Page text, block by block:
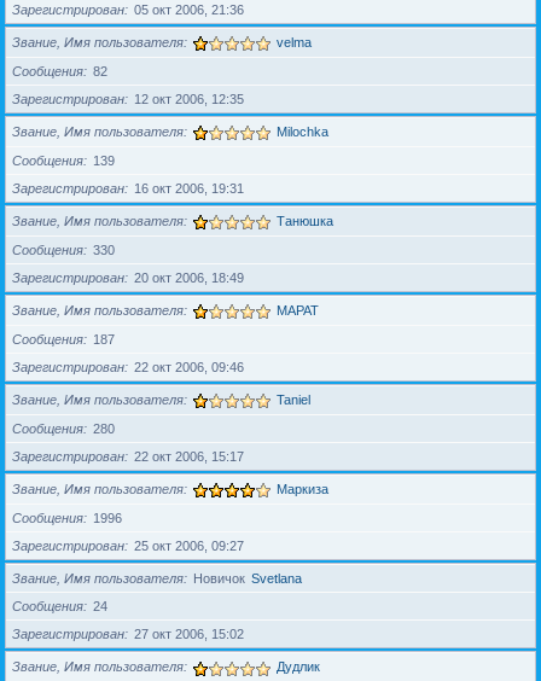
Зарегистрирован
05 окт 2006, 21:36
Звание, Имя пользователя velma
Сообщения
82
Зарегистрирован
12 окт 2006, 12:35
Звание, Имя пользователя Milochka
Сообщения
139
Зарегистрирован
16 окт 2006, 19:31
Звание, Имя пользователя Танюшка
Сообщения
330
Зарегистрирован
20 окт 2006, 18:49
Звание, Имя пользователя MAPAT
Сообщения
187
Зарегистрирован
22 окт 2006, 09:46
Звание, Имя пользователя Taniel
Сообщения
280
Зарегистрирован
22 окт 2006, 15:17
Звание, Имя пользователя Маркиза
Сообщения
1996
Зарегистрирован
25 окт 2006, 09:27
Звание, Имя пользователя Новичок Svetlana
Сообщения
24
Зарегистрирован
27 окт 2006, 15:02
Звание, Имя пользователя Дудлик